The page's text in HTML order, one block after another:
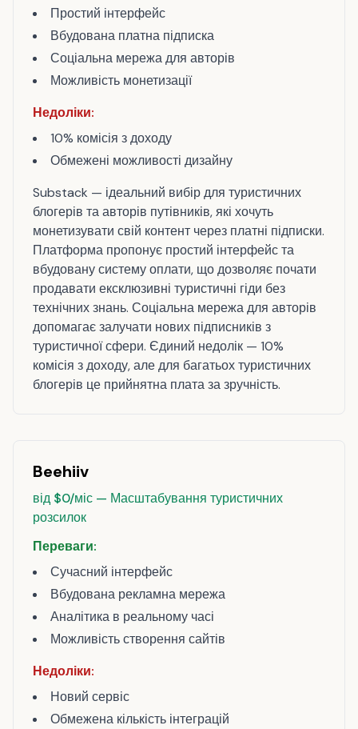
Простий інтерфейс
Вбудована платна підписка
Соціальна мережа для авторів
Можливість монетизації
Недоліки:
10% комісія з доходу
Обмежені можливості дизайну
Substack — ідеальний вибір для туристичних
блогерів та авторів путівників, які хочуть
монетизувати свій контент через платні підписки.
Платформа пропонує простий інтерфейс та
вбудовану систему оплати, що дозволяє почати
продавати ексклюзивні туристичні гіди без
технічних знань. Соціальна мережа для авторів
допомагає залучати нових підписників з
туристичної сфери. Єдиний недолік — 10%
комісія з доходу, але для багатьох туристичних
блогерів це прийнятна плата за зручність.
Beehiiv
від $0/міс — Масштабування туристичних
розсилок
Переваги:
Сучасний інтерфейс
Вбудована рекламна мережа
Аналітика в реальному часі
Можливість створення сайтів
Недоліки:
Новий сервіс
Обмежена кількість інтеграцій